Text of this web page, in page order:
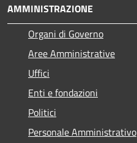
AMMINISTRAZIONE
Organi di Governo
Aree Amministrative
Uffici
Enti e fondazioni
Politici
Personale Amministrativo